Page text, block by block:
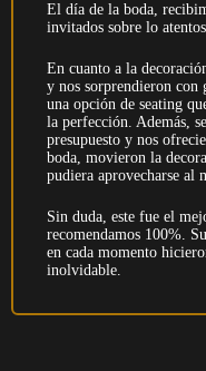
El día de la boda,
invitados sobre lo
En cuanto a la
y nos sorprendieron con
una opción de seating
la perfección. Además,
presupuesto y nos
boda, movieron la
pudiera aprovecharse al
Sin duda, este fue el
recomendamos 100%.
en cada momento
inolvidable.